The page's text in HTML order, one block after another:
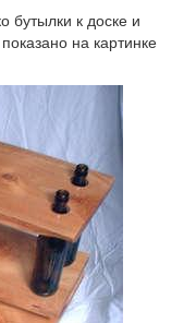
к доске и
на картинке